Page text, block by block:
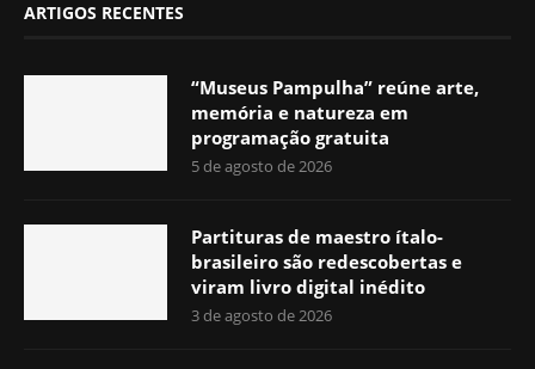
ARTIGOS RECENTES
“Museus Pampulha” reúne arte,
memória e natureza em
programação gratuita
5 de agosto de 2026
Partituras de maestro ítalo-
brasileiro são redescobertas e
viram livro digital inédito
3 de agosto de 2026